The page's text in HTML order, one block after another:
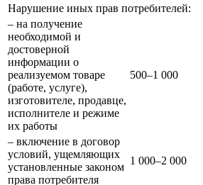
Нарушение иных прав потребителей:
– на получение
необходимой и
достоверной
информации о
реализуемом товаре
(работе, услуге),
изготовителе, продавце,
исполнителе и режиме
их работы
500–1 000
– включение в договор
условий, ущемляющих
установленные законом
права потребителя
1 000–2 000